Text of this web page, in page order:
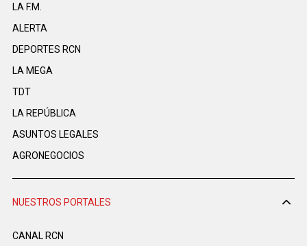
LA F.M.
ALERTA
DEPORTES RCN
LA MEGA
TDT
LA REPÚBLICA
ASUNTOS LEGALES
AGRONEGOCIOS
NUESTROS PORTALES
CANAL RCN